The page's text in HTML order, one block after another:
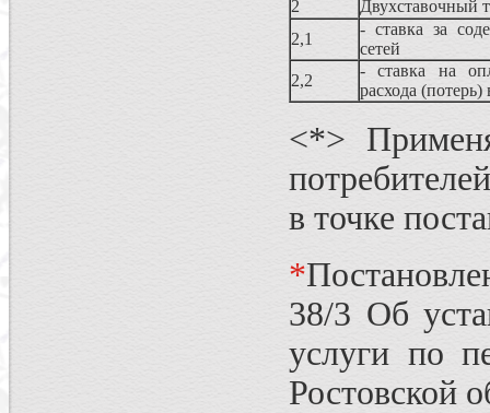
2
Двухставочный
2,1
- ставка за
сетей
2,2
- ставка на
расхода (потерь)
<*>
в точке
*
38/3 Об
услуги по
Ростовской